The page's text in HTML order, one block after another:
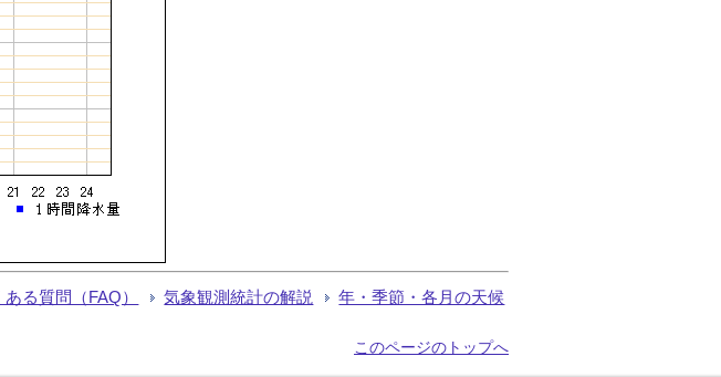
ある質問（FAQ） 気象観測統計の解説 年・季節・各月の天候
このページのトップへ